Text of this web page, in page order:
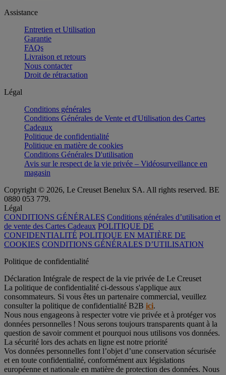
Assistance
Entretien et Utilisation
Garantie
FAQs
Livraison et retours
Nous contacter
Droit de rétractation
Légal
Conditions générales
Conditions Générales de Vente et d'Utilisation des Cartes
Cadeaux
Politique de confidentialité
Politique en matière de cookies
Conditions Générales D'utilisation
Avis sur le respect de la vie privée – Vidéosurveillance en
magasin
Copyright © 2026, Le Creuset Benelux SA. All rights reserved. BE
0880 053 779.
Légal
CONDITIONS GÉNÉRALES Conditions générales d’utilisation et
de vente des Cartes Cadeaux POLITIQUE DE
CONFIDENTIALITÉ POLITIQUE EN MATIÈRE DE
COOKIES CONDITIONS GÉNÉRALES D’UTILISATION
Politique de confidentialité
Déclaration Intégrale de respect de la vie privée de Le Creuset
La politique de confidentialité ci-dessous s'applique aux
consommateurs. Si vous êtes un partenaire commercial, veuillez
consulter la politique de confidentialité B2B ici.
Nous nous engageons à respecter votre vie privée et à protéger vos
données personnelles ! Nous serons toujours transparents quant à la
question de savoir comment et pourquoi nous utilisons vos données.
La sécurité lors des achats en ligne est notre priorité
Vos données personnelles font l’objet d’une conservation sécurisée
et en toute confidentialité, conformément aux législations
européenne et nationale en matière de protection des données. Nous